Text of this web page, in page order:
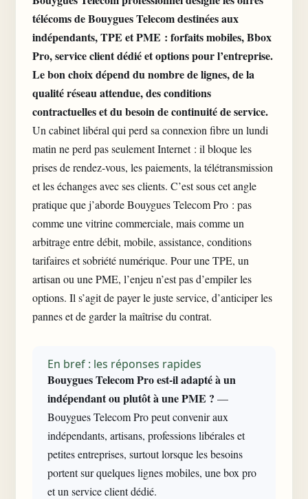
télécoms de Bouygues Telecom destinées aux
indépendants, TPE et PME : forfaits mobiles, Bbox
Pro, service client dédié et options pour l’entreprise.
Le bon choix dépend du nombre de lignes, de la
qualité réseau attendue, des conditions
contractuelles et du besoin de continuité de service.
Un cabinet libéral qui perd sa connexion fibre un lundi
matin ne perd pas seulement Internet : il bloque les
prises de rendez-vous, les paiements, la télétransmission
et les échanges avec ses clients. C’est sous cet angle
pratique que j’aborde Bouygues Telecom Pro : pas
comme une vitrine commerciale, mais comme un
arbitrage entre débit, mobile, assistance, conditions
tarifaires et sobriété numérique. Pour une TPE, un
artisan ou une PME, l’enjeu n’est pas d’empiler les
options. Il s’agit de payer le juste service, d’anticiper les
pannes et de garder la maîtrise du contrat.
En bref : les réponses rapides
Bouygues Telecom Pro est-il adapté à un
indépendant ou plutôt à une PME ? —
Bouygues Telecom Pro peut convenir aux
indépendants, artisans, professions libérales et
petites entreprises, surtout lorsque les besoins
portent sur quelques lignes mobiles, une box pro
et un service client dédié.